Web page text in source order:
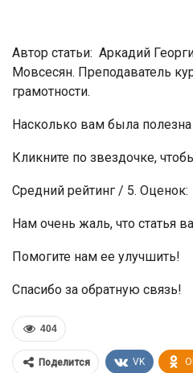
Автор статьи: Аркадий
Мовсесян. Преподаватель
грамотности.
Насколько вам была полезна
Кликните по звездочке,
Средний рейтинг / 5. Оценок:
Нам очень жаль, что статья
Помогите нам ее улучшить!
Спасибо за обратную связь!
404
Поделится VK